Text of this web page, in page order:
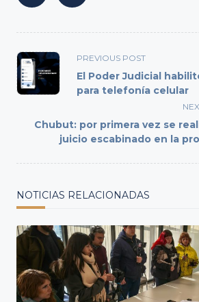
<span
class="nav-
subtitle
reader-
text">Page</span>
PREVIOUS POST
El Poder Judicial
para telefonía celular
Chubut: por primera vez se
juicio escabinado en la
NOTICIAS RELACIONADAS